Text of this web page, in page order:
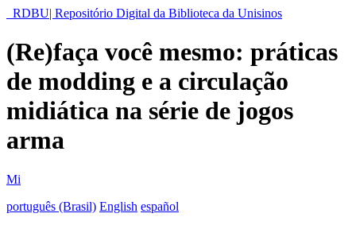
RDBU| Repositório Digital da Biblioteca da Unisinos
(Re)faça você mesmo: práticas
de modding e a circulação
midiática na série de jogos
arma
Mi
português (Brasil) English español